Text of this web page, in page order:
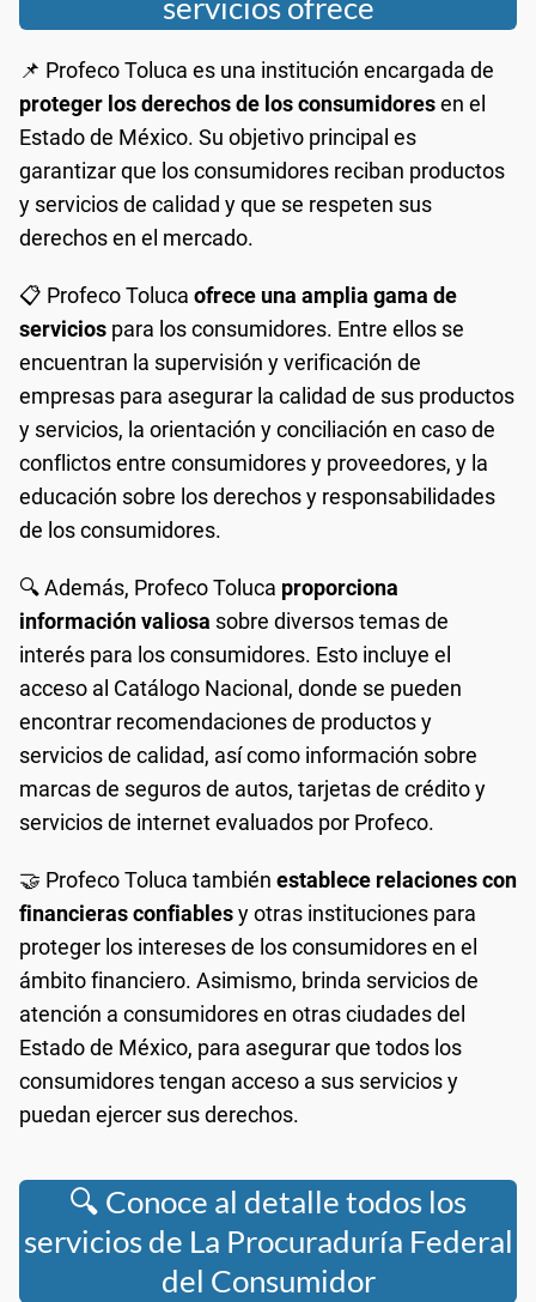
📌 Profeco Toluca es una institución encargada de
proteger los derechos de los consumidoresen el
Estado de México. Su objetivo principal es
garantizar que los consumidores reciban productos
y servicios de calidad y que se respeten sus
derechos en el mercado.
📋 Profeco Toluca ofrece una amplia gama de
servicios para los consumidores. Entre ellos se
encuentran la supervisión y verificación de
empresas para asegurar la calidad de sus productos
y servicios, la orientación y conciliación en caso de
conflictos entre consumidores y proveedores, y la
educación sobre los derechos y responsabilidades
de los consumidores.
🔍 Además, Profeco Toluca proporciona
información valiosa sobre diversos temas de
interés para los consumidores. Esto incluye el
acceso al Catálogo Nacional, donde se pueden
encontrar recomendaciones de productos y
servicios de calidad, así como información sobre
marcas de seguros de autos, tarjetas de crédito y
servicios de internet evaluados por Profeco.
🤝 Profeco Toluca también establece relaciones con
financieras confiablesy otras instituciones para
proteger los intereses de los consumidores en el
ámbito financiero. Asimismo, brinda servicios de
atención a consumidores en otras ciudades del
Estado de México, para asegurar que todos los
consumidores tengan acceso a sus servicios y
puedan ejercer sus derechos.
🔍 Conoce al detalle todos los
servicios de La Procuraduría Federal
del Consumidor